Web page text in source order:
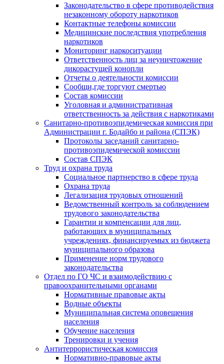
Законодательство в сфере противодействия
незаконному обороту наркотиков
Контактные телефоны комиссии
Медицинские последствия употребления
наркотиков
Мониторинг наркоситуации
Ответственность лиц за неуничтожение
дикорастущей конопли
Отчеты о деятельности комиссии
Сообщи,где торгуют смертью
Состав комиссии
Уголовная и административная
ответственность за действия с наркотиками
Санитарно-противоэпидемическая комиссия при
Администрации г. Бодайбо и района (СПЭК)
Протоколы заседаний санитарно-
противоэпидемической комиссии
Состав СПЭК
Труд и охрана труда
Социальное партнерство в сфере труда
Охрана труда
Легализация трудовых отношений
Ведомственный контроль за соблюдением
трудового законодательства
Гарантии и компенсации для лиц,
работающих в муниципальных
учреждениях, финансируемых из бюджета
муниципального образова
Применение норм трудового
законодательства
Отдел по ГО ЧС и взаимодействию с
правоохранительными органами
Нормативные правовые акты
Водные объекты
Муниципальная система оповещения
населения
Обучение населения
Тренировки и учения
Антитеррористическая комиссия
Нормативно-правовые акты